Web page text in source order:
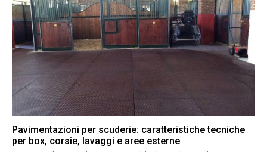
Pavimentazioni per scuderie: caratteristiche tecniche
per box, corsie, lavaggi e aree esterne